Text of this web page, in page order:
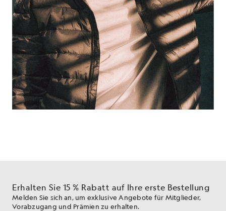
Erhalten Sie 15 % Rabatt auf Ihre erste Bestellung
Melden Sie sich an, um exklusive Angebote für Mitglieder,
Vorabzugang und Prämien zu erhalten.